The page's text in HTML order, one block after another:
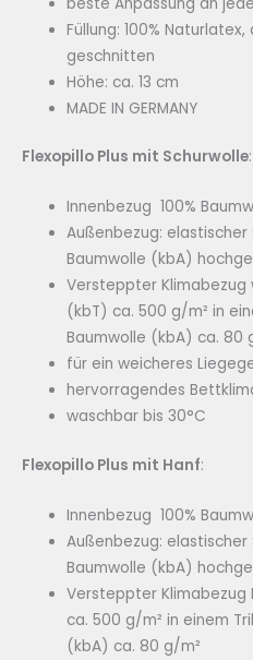
Füllung: 100%
geschnitten
Höhe: ca. 13 cm
MADE IN GERMANY
Flexopillo Plus mit Schurwolle:
Innenbezug 100%
Außenbezug: elastischer
Baumwolle (kbA)
Versteppter Klimabezug
(kbT) ca. 500 g/m² in
Baumwolle (kbA) ca. 80
für ein weicheres
hervorragendes
waschbar bis 30°C
Flexopillo Plus mit Hanf:
Innenbezug 100%
Außenbezug: elastischer
Baumwolle (kbA)
Versteppter Klimabezug
ca. 500 g/m² in einem
(kbA) ca. 80 g/m²